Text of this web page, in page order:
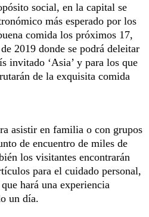
social, en la capital se
más esperado por los
comida los próximos 17,
2019 donde se podrá deleitar
invitado ‘Asia’ y para los que
de la exquisita comida
asistir en familia o con grupos
de encuentro de miles de
los visitantes encontrarán
para el cuidado personal,
hará una experiencia
un día.